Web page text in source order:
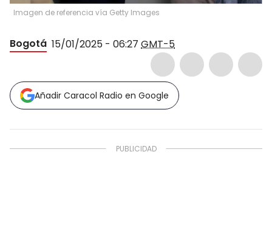
Imagen de referencia vía Getty Images
Bogotá 15/01/2025 - 06:27 GMT-5
Añadir Caracol Radio en Google